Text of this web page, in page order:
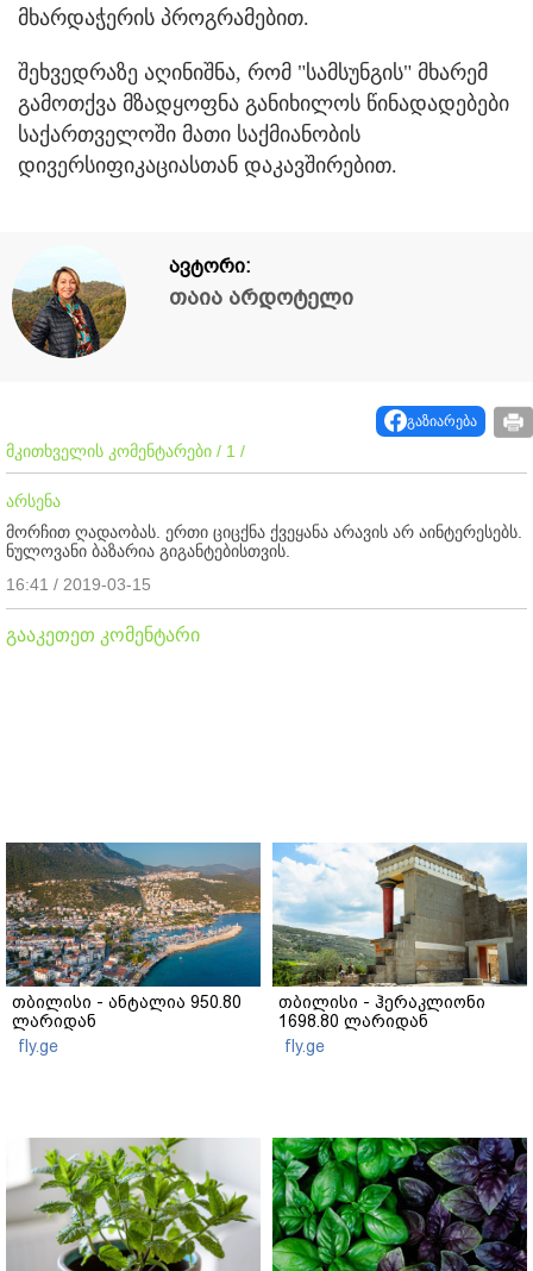
მხარდაჭერის პროგრამებით.
შეხვედრაზე აღინიშნა, რომ "სამსუნგის" მხარემ
გამოთქვა მზადყოფნა განიხილოს წინადადებები
საქართველოში მათი საქმიანობის
დივერსიფიკაციასთან დაკავშირებით.
ავტორი:
თაია არდოტელი
გაზიარება
მკითხველის კომენტარები / 1 /
არსენა
მორჩით ღადაობას. ერთი ციცქნა ქვეყანა არავის არ აინტერესებს.
ნულოვანი ბაზარია გიგანტებისთვის.
16:41 / 2019-03-15
გააკეთეთ კომენტარი
თბილისი - ანტალია 950.80
ლარიდან
fly.ge
თბილისი - ჰერაკლიონი
1698.80 ლარიდან
fly.ge